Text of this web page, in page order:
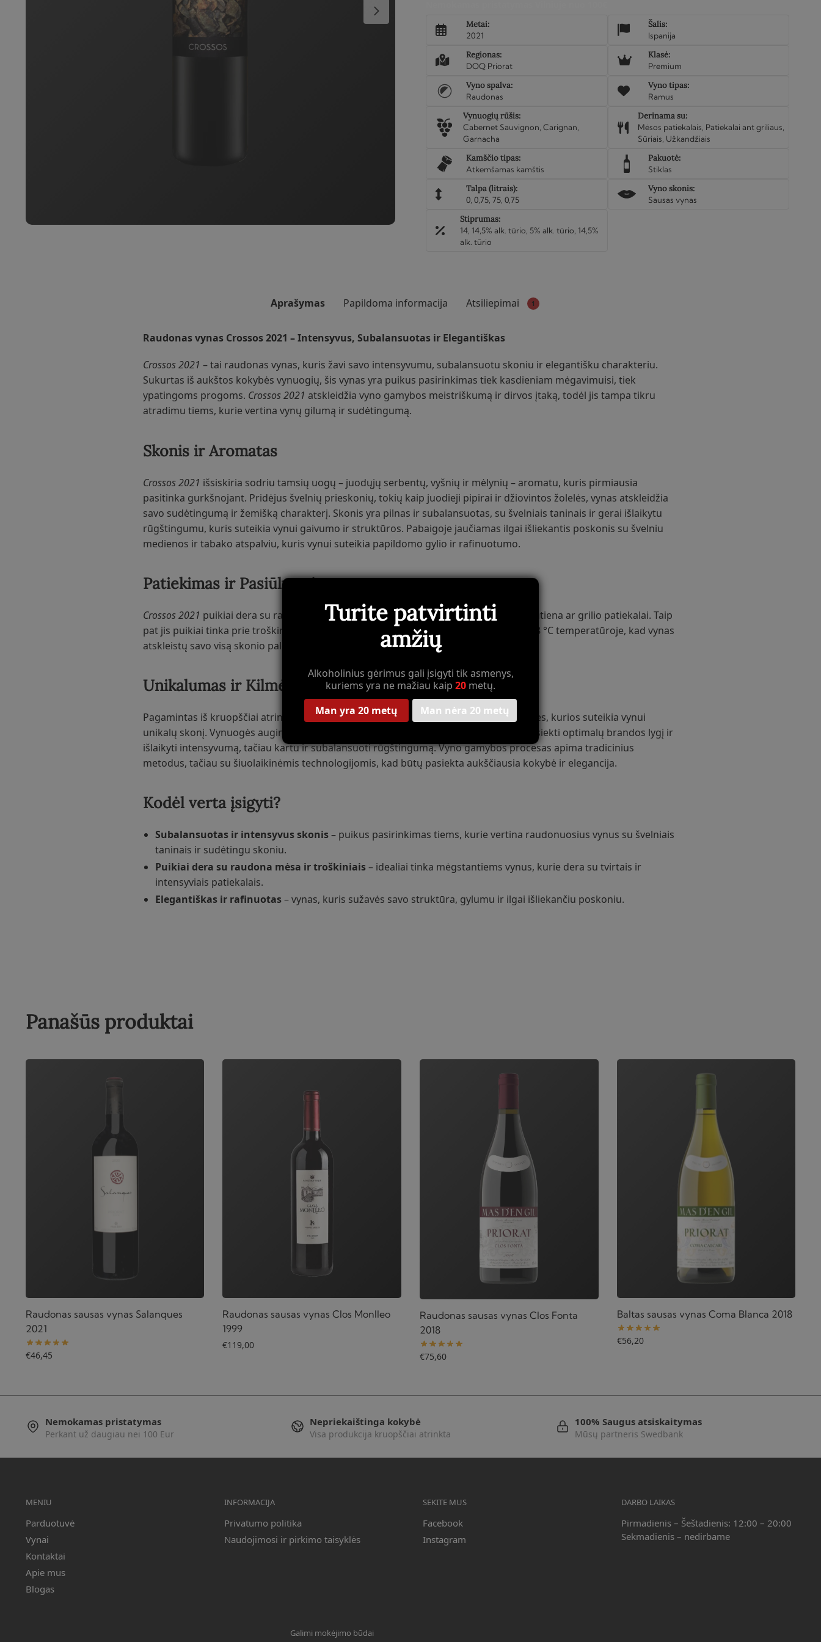
Metai:
2021
Šalis:
Ispanija
Regionas:
DOQ Priorat
Klasė:
Premium
Vyno spalva:
Raudonas
Vyno tipas:
Ramus
Vynuogių rūšis:
Cabernet Sauvignon, Carignan,
Garnacha
Derinama su:
Mėsos patiekalais, Patiekalai ant griliaus,
Sūriais, Užkandžiais
Kamščio tipas:
Atkemšamas kamštis
Pakuotė:
Stiklas
Talpa (litrais):
0, 0‚75, 75, 0,75
Vyno skonis:
Sausas vynas
Stiprumas:
14, 14‚5% alk. tūrio, 5% alk. tūrio, 14,5%
alk. tūrio
Aprašymas Papildoma informacija Atsiliepimai 1
Raudonas vynas Crossos 2021 – Intensyvus, Subalansuotas ir Elegantiškas
Crossos 2021 – tai raudonas vynas, kuris žavi savo intensyvumu, subalansuotu skoniu ir elegantišku charakteriu.
Sukurtas iš aukštos kokybės vynuogių, šis vynas yra puikus pasirinkimas tiek kasdieniam mėgavimuisi, tiek
ypatingoms progoms. Crossos 2021 atskleidžia vyno gamybos meistriškumą ir dirvos įtaką, todėl jis tampa tikru
atradimu tiems, kurie vertina vynų gilumą ir sudėtingumą.
Skonis ir Aromatas
Crossos 2021 išsiskiria sodriu tamsių uogų – juodųjų serbentų, vyšnių ir mėlynių – aromatu, kuris pirmiausia
pasitinka gurkšnojant. Pridėjus švelnių prieskonių, tokių kaip juodieji pipirai ir džiovintos žolelės, vynas atskleidžia
savo sudėtingumą ir žemišką charakterį. Skonis yra pilnas ir subalansuotas, su švelniais taninais ir gerai išlaikytu
rūgštingumu, kuris suteikia vynui gaivumo ir struktūros. Pabaigoje jaučiamas ilgai išliekantis poskonis su švelniu
medienos ir tabako atspalviu, kuris vynui suteikia papildomo gylio ir rafinuotumo.
Patiekimas ir Pasiūlymai
Crossos 2021 puikiai dera su raudonos mėsos patiekalais, tokiais kaip kepta ėriena, jautiena ar grilio patiekalai. Taip
pat jis puikiai tinka prie troškinių, sūrių arba net su rūkytomis mėsomis. Patiekti 16–18 °C temperatūroje, kad vynas
atskleistų savo visą skonio paletę ir elegantišką charakterį.
Unikalumas ir Kilmė
Pagamintas iš kruopščiai atrinktų vynuogių,Crossos 2021
atspindi savo terroir ypatybes, kurios suteikia vynui
unikalų skonį. Vynuogės auginamos regionuose, kur klimatas ir dirvožemis leidžia pasiekti optimalų brandos lygį ir
išlaikyti intensyvumą, tačiau kartu ir subalansuoti rūgštingumą. Vyno gamybos procesas apima tradicinius
metodus, tačiau su šiuolaikinėmis technologijomis, kad būtų pasiekta aukščiausia kokybė ir elegancija.
Kodėl verta įsigyti?
Subalansuotas ir intensyvus skonis– puikus pasirinkimas tiems, kurie vertina raudonuosius vynus su švelniais
taninais ir sudėtingu skoniu.
Puikiai dera su raudona mėsa ir troškiniais– idealiai tinka mėgstantiems vynus, kurie dera su tvirtais ir
intensyviais patiekalais.
Elegantiškas ir rafinuotas– vynas, kuris sužavės savo struktūra, gylumu ir ilgai išliekančiu poskoniu.
Panašūs produktai
Raudonas sausas vynas Salanques
2021
€46,45
Raudonas sausas vynas Clos Monlleo
1999
€119,00
Raudonas sausas vynas Clos Fonta
2018
€75,60
Baltas sausas vynas Coma Blanca 2018
€56,20
Nemokamas pristatymas
Perkant už daugiau nei 100 Eur
Nepriekaištinga kokybė
Visa produkcija kruopščiai atrinkta
100% Saugus atsiskaitymas
Mūsų partneris Swedbank
MENIU
Parduotuvė
Vynai
Kontaktai
Apie mus
Blogas
INFORMACIJA
Privatumo politika
Naudojimosi ir pirkimo taisyklės
SEKITE MUS
Facebook
Instagram
DARBO LAIKAS
Pirmadienis – Šeštadienis: 12:00 – 20:00
Sekmadienis – nedirbame
Galimi mokėjimo būdai
Turite patvirtinti
amžių
Alkoholinius gėrimus gali įsigyti tik asmenys,
kuriems yra ne mažiau kaip 20 metų.
Man yra 20 metų
Man nėra 20 metų